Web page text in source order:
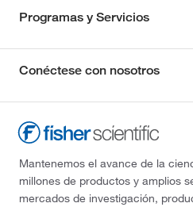
Programas y Servicios
Conéctese con nosotros
Mantenemos el avance de la
millones de productos y amplios
mercados de investigación,